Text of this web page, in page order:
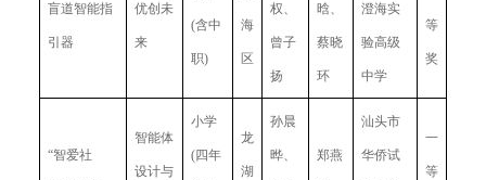
盲道智能指
引器
优创未
来
(含中
职)
海
区
权、
曾子
扬
晗、
蔡晓
环
澄海实
验高级
中学
等
奖
“智爱社
智能体
设计与
小学
(四年
龙
湖
孙晨
晔、 郑燕
汕头市
华侨试
一
等